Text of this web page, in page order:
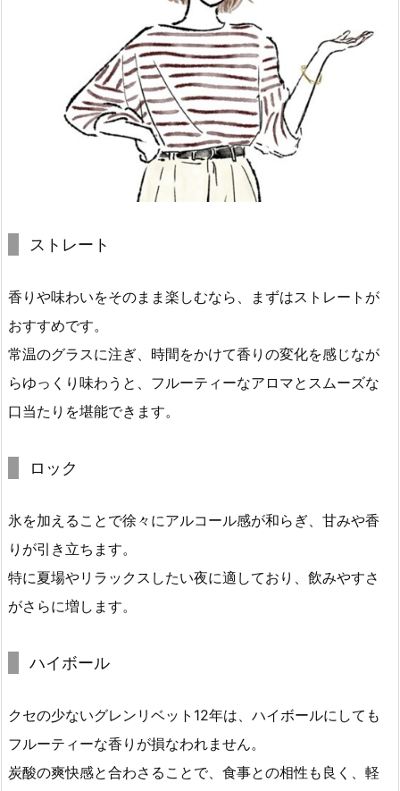
ストレート
香りや味わいをそのまま楽しむなら、まずはストレートが
おすすめです。
常温のグラスに注ぎ、時間をかけて香りの変化を感じなが
らゆっくり味わうと、フルーティーなアロマとスムーズな
口当たりを堪能できます。
ロック
氷を加えることで徐々にアルコール感が和らぎ、甘みや香
りが引き立ちます。
特に夏場やリラックスしたい夜に適しており、飲みやすさ
がさらに増します。
ハイボール
クセの少ないグレンリベット12年は、ハイボールにしても
フルーティーな香りが損なわれません。
炭酸の爽快感と合わさることで、食事との相性も良く、軽